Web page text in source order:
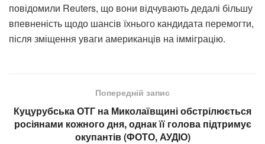
повідомили Reuters, що вони відчувають дедалі більшу
впевненість щодо шансів їхнього кандидата перемогти,
після зміщення уваги американців на імміграцію.
Попередній запис
Куцурубська ОТГ на Миколаївщині обстрілюється
росіянами кожного дня, однак її голова підтримує
окупантів (ФОТО, АУДІО)